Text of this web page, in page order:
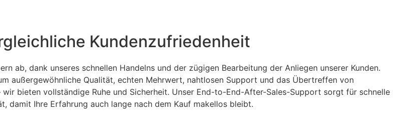
Kundenzufriedenheit
ab, dank unseres schnellen Handelns und der zügigen Bearbeitung der Anliegen unserer Kunden.
außergewöhnliche Qualität, echten Mehrwert, nahtlosen Support und das Übertreffen von
bieten vollständige Ruhe und Sicherheit. Unser End-to-End-After-Sales-Support sorgt für schnelle
damit Ihre Erfahrung auch lange nach dem Kauf makellos bleibt.